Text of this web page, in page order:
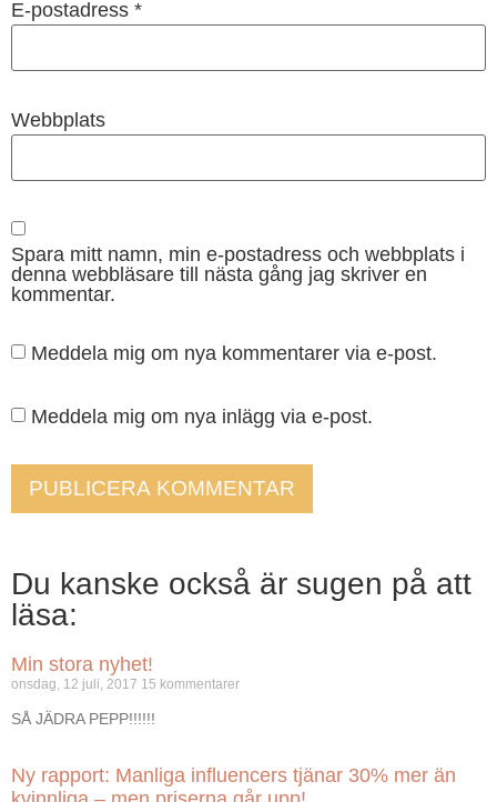
E-postadress *
Webbplats
Spara mitt namn, min e-postadress och webbplats i
denna webbläsare till nästa gång jag skriver en
kommentar.
Meddela mig om nya kommentarer via e-post.
Meddela mig om nya inlägg via e-post.
Du kanske också är sugen på att
läsa:
Min stora nyhet!
onsdag, 12 juli, 2017 15 kommentarer
SÅ JÄDRA PEPP!!!!!!
Ny rapport: Manliga influencers tjänar 30% mer än